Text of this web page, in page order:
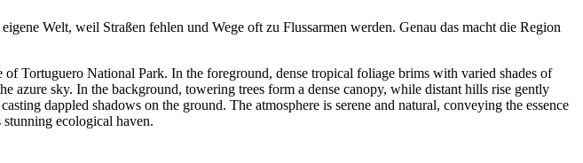
Welt, weil Straßen fehlen und Wege oft zu Flussarmen werden. Genau das macht die Region